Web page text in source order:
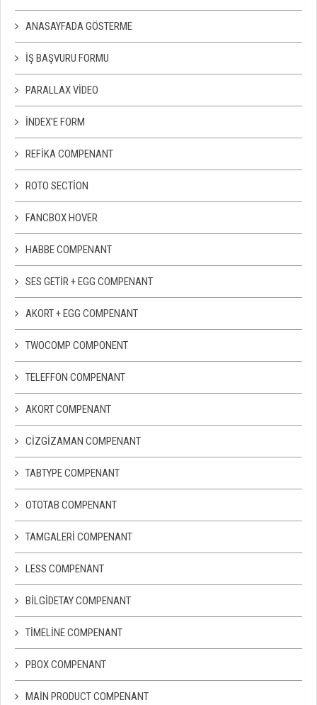
ANASAYFADA GÖSTERME
İŞ BAŞVURU FORMU
PARALLAX VIDEO
İNDEX'E FORM
REFIKA COMPENANT
ROTO SECTION
FANCBOX HOVER
HABBE COMPENANT
SES GETIR + EGG COMPENANT
AKORT + EGG COMPENANT
TWOCOMP COMPONENT
TELEFFON COMPENANT
AKORT COMPENANT
CIZGIZAMAN COMPENANT
TABTYPE COMPENANT
OTOTAB COMPENANT
TAMGALERI COMPENANT
LESS COMPENANT
BILGIDETAY COMPENANT
TIMELINE COMPENANT
PBOX COMPENANT
MAIN PRODUCT COMPENANT